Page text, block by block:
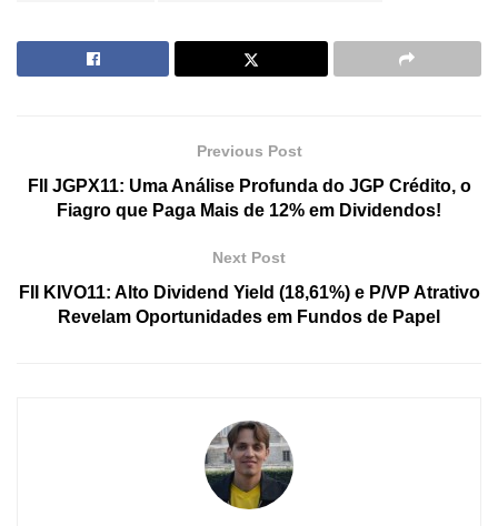
Previous Post
FII JGPX11: Uma Análise Profunda do JGP Crédito, o
Fiagro que Paga Mais de 12% em Dividendos!
Next Post
FII KIVO11: Alto Dividend Yield (18,61%) e P/VP Atrativo
Revelam Oportunidades em Fundos de Papel